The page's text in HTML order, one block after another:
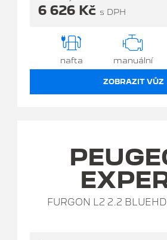
6 626 Kč s DPH
nafta manuální
ZOBRAZIT VŮZ
FURGON L2 2.2